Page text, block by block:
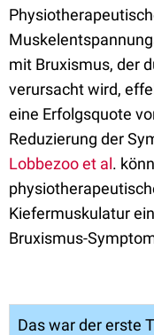
mit Bruxismus, der
verursacht wird,
eine Erfolgsquote
Reduzierung der
Lobbezoo et al.
Kiefermuskulatur
Bruxismus-
Das war der erste